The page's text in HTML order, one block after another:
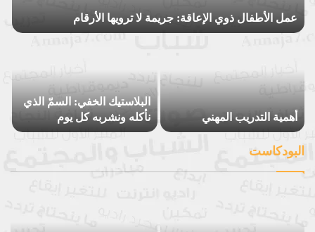
عمل الأطفال ذوي الإعاقة: جريمة لا ترويها الأرقام
أهمية التدريب المهني
البلاستيك الخفي: السمّ الذي
نأكله ونشربه كل يوم
البودكاست